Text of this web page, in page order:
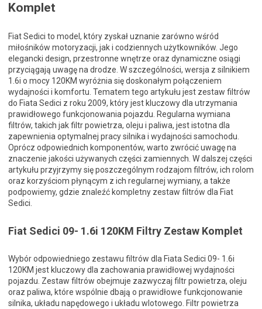
Komplet
Fiat Sedici to model, który zyskał uznanie zarówno wśród
miłośników motoryzacji, jak i codziennych użytkowników. Jego
elegancki design, przestronne wnętrze oraz dynamiczne osiągi
przyciągają uwagę na drodze. W szczególności, wersja z silnikiem
1.6i o mocy 120KM wyróżnia się doskonałym połączeniem
wydajności i komfortu. Tematem tego artykułu jest zestaw filtrów
do Fiata Sedici z roku 2009, który jest kluczowy dla utrzymania
prawidłowego funkcjonowania pojazdu. Regularna wymiana
filtrów, takich jak filtr powietrza, oleju i paliwa, jest istotna dla
zapewnienia optymalnej pracy silnika i wydajności samochodu.
Oprócz odpowiednich komponentów, warto zwrócić uwagę na
znaczenie jakości używanych części zamiennych. W dalszej części
artykułu przyjrzymy się poszczególnym rodzajom filtrów, ich rolom
oraz korzyściom płynącym z ich regularnej wymiany, a także
podpowiemy, gdzie znaleźć kompletny zestaw filtrów dla Fiat
Sedici.
Fiat Sedici 09- 1.6i 120KM Filtry Zestaw Komplet
Wybór odpowiedniego zestawu filtrów dla Fiata Sedici 09- 1.6i
120KM jest kluczowy dla zachowania prawidłowej wydajności
pojazdu. Zestaw filtrów obejmuje zazwyczaj filtr powietrza, oleju
oraz paliwa, które wspólnie dbają o prawidłowe funkcjonowanie
silnika, układu napędowego i układu wlotowego. Filtr powietrza